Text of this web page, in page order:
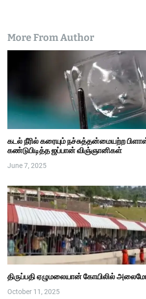
More From Author
கடல் நீரில் கரையும் நச்சுத்தன்மையற்ற
கண்டுபிடித்த ஜப்பான் விஞ்ஞானிகள்
June 7, 2025
திருப்பதி ஏழுமலையான் கோயிலில்
October 11, 2025